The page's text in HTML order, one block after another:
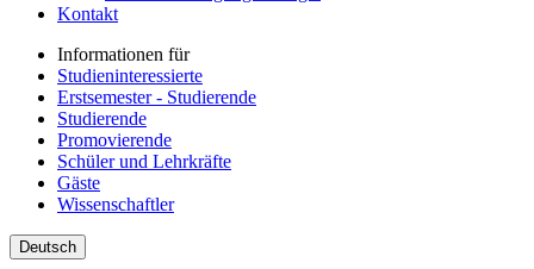
Kontakt
Informationen für
Studieninteressierte
Erstsemester - Studierende
Studierende
Promovierende
Schüler und Lehrkräfte
Gäste
Wissenschaftler
Deutsch